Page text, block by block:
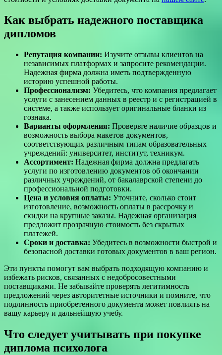
Как выбрать надежного поставщика
дипломов
Репутация компании: Изучите отзывы клиентов на
независимых платформах и запросите рекомендации.
Надежная фирма должна иметь подтвержденную
историю успешной работы.
Профессионализм: Убедитесь, что компания предлагает
услуги с занесением данных в реестр и с регистрацией в
системе, а также использует оригинальные бланки из
гознака.
Варианты оформления: Проверьте наличие образцов и
возможность выбора макетов документов,
соответствующих различным типам образовательных
учреждений: университет, институт, техникум.
Ассортимент: Надежная фирма должна предлагать
услуги по изготовлению документов об окончании
различных учреждений, от бакалаврской степени до
профессиональной подготовки.
Цена и условия оплаты: Уточните, сколько стоит
изготовление, возможность оплаты в рассрочку и
скидки на крупные заказы. Надежная организация
предложит прозрачную стоимость без скрытых
платежей.
Сроки и доставка: Убедитесь в возможности быстрой и
безопасной доставки готовых документов в ваш регион.
Эти пункты помогут вам выбрать подходящую компанию и
избежать рисков, связанных с недобросовестными
поставщиками. Не забывайте проверять легитимность
предложений через авторитетные источники и помните, что
подлинность приобретенного документа может повлиять на
вашу карьеру и дальнейшую учебу.
Что следует учитывать при покупке
диплома психолога